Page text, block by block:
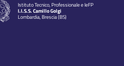
Istituto Tecnico, Professionale e IeFP
I.I.S.S. Camillo Golgi
Lombardia, Brescia (BS)